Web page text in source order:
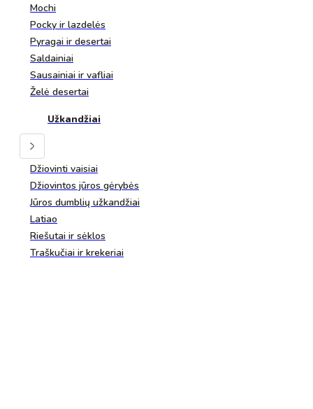
Mochi
Pocky ir lazdelės
Pyragai ir desertai
Saldainiai
Sausainiai ir vafliai
Želė desertai
Užkandžiai
Džiovinti vaisiai
Džiovintos jūros gėrybės
Jūros dumblių užkandžiai
Latiao
Riešutai ir sėklos
Traškučiai ir krekeriai